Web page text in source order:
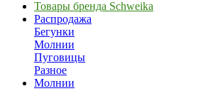
Товары бренда Schweika
Распродажа
Бегунки
Молнии
Пуговицы
Разное
Молнии